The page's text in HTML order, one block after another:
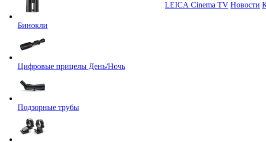
Бинокли
Цифровые прицелы День/Ночь
Подзорные трубы
LEICA Cinema TV Новости